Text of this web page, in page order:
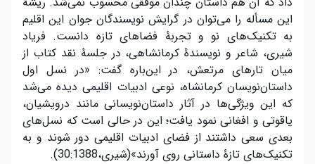
این مسأله را می‌توان در گرایش نویسندگان جوان این اقلیم
به تکنیک‌های نو و تجربۀ فضاهای تازه دانست. فریاد
شیری، شاعر و نویسندۀ کرمانشاهی، در جلسۀ نقد کتاب از
میان تارهای مرتعش، در این‌باره گفت: «در نسل اول
داستان‌نویسان کرمانشاه، نوعی ادبیات اقلیمی دیده می‌شد
که این ویژگی‌ها در آثار داستان‌نویسانی مانند درویشیان،
یاقوتی و افغانی نمود یافت؛ این در حالی است که نسل‌های
بعدی سعی داشتند از فضای ادبیات اقلیمی دور شوند و به
تکنیک‌های تازۀ داستانی روی آورند»(شیری،30:1388).